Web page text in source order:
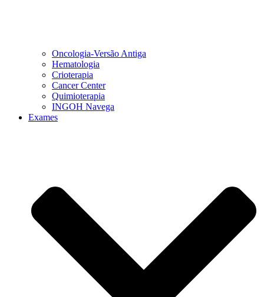
Oncologia-Versão Antiga
Hematologia
Crioterapia
Cancer Center
Quimioterapia
INGOH Navega
Exames